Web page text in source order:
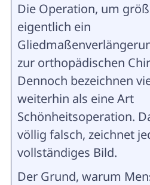
Die Operation, um
eigentlich ein
zur orthopädischen
Dennoch bezeichnen
weiterhin als eine Art
Schönheitsoperation.
völlig falsch, zeichnet
vollständiges Bild.
Der Grund, warum